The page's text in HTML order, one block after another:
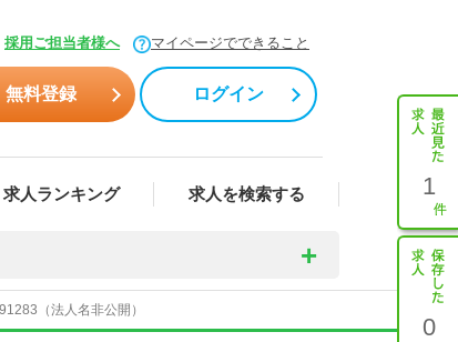
採用ご担当者様へ マイページでできること
無料登録 ログイン
求人ランキング 求人を検索する 1
0
（法人名非公開）